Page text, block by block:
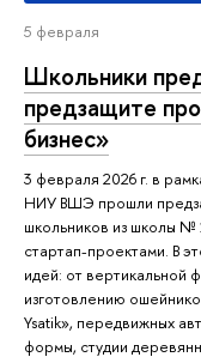
5 февраля
Школьники
предзащите
бизнес»
3 февраля 2026 г. в
НИУ ВШЭ прошли
школьников из школы
стартап-проектами. В
идей: от вертикальной
изготовлению
Ysatik», передвижных
формы, студии